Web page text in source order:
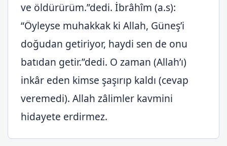
ve öldürürüm.”dedi. İbrâhîm (a.s):
“Öyleyse muhakkak ki Allah, Güneş’i
doğudan getiriyor, haydi sen de onu
batıdan getir.”dedi. O zaman (Allah’ı)
inkâr eden kimse şaşırıp kaldı (cevap
veremedi). Allah zâlimler kavmini
hidayete erdirmez.